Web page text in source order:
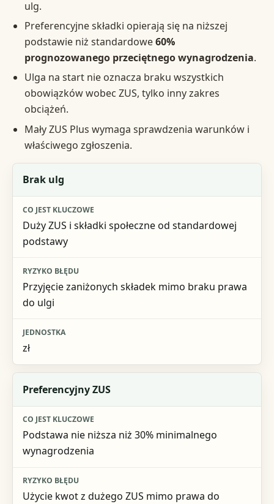
ulg.
Preferencyjne składki opierają się na niższej
podstawie niż standardowe60%
prognozowanego przeciętnego wynagrodzenia.
Ulga na start nie oznacza braku wszystkich
obowiązków wobec ZUS, tylko inny zakres
obciążeń.
Mały ZUS Plus wymaga sprawdzenia warunków i
właściwego zgłoszenia.
Status przedsiębiorcy
Co jest kluczowe
Ryzyko błędu
Brak ulg
Duży ZUS i składki społeczne od standardowej
podstawy
Przyjęcie zaniżonych składek mimo braku prawa
do ulgi
zł
Preferencyjny ZUS
Podstawa nie niższa niż 30% minimalnego
wynagrodzenia
Użycie kwot z dużego ZUS mimo prawa do